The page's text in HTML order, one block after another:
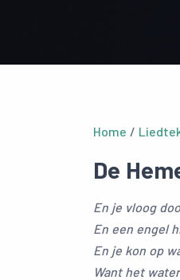
Home /
De
En je vloog
En een engel
En je kon op
Want het